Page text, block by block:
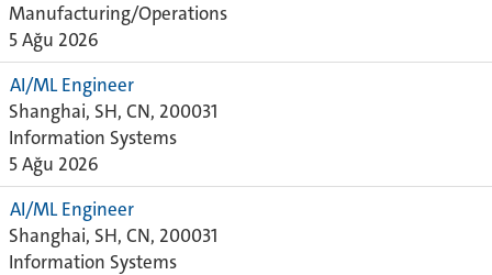
Manufacturing/Operations
5 Ağu 2026
AI/ML Engineer
Shanghai, SH, CN, 200031
Information Systems
5 Ağu 2026
AI/ML Engineer
Shanghai, SH, CN, 200031
Information Systems